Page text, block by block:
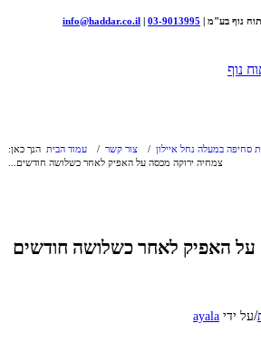
נוף בע"מ | 03-9013995
|
info@haddar.co.il
הנך כאן: עמוד הבית / צור קשר / סחיפה במעלה נחל איילון
צמחיה ירוקה מכסה על האפיק לאחר כשלושה חודשים...
על האפיק לאחר כשלושה חודשים
/על ידי ayala